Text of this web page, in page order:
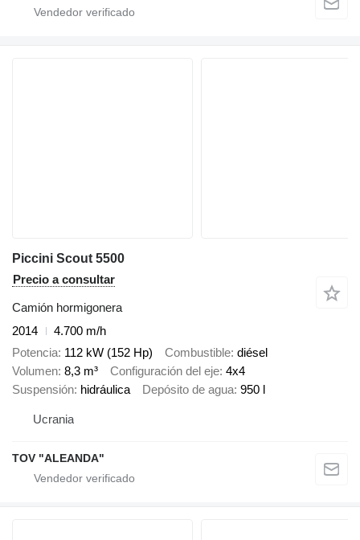
Piccini Scout 5500
Precio a consultar
Camión hormigonera
2014
4.700 m/h
Potencia 112 kW (152 Hp) Combustible diésel
Volumen 8,3 m³ Configuración del eje 4x4
Suspensión hidráulica Depósito de agua 950 l
Ucrania
TOV "ALEANDA"